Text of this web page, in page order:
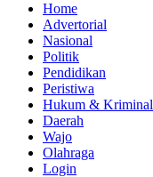
Home
Advertorial
Nasional
Politik
Pendidikan
Peristiwa
Hukum & Kriminal
Daerah
Wajo
Olahraga
Login